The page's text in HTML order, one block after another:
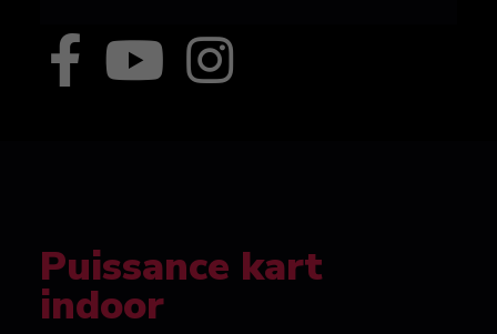
Puissance kart
indoor